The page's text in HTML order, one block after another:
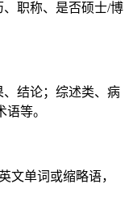
职称、是否硕士/博
结论；综述类、病
等。
文单词或缩略语，